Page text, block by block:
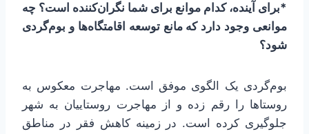
*برای آینده، کدام موانع برای شما نگران‌کننده است؟ چه
موانعی وجود دارد که مانع توسعه اقامتگاه‌ها و بوم‌گردی
شود؟
بوم‌گردی یک الگوی موفق است. مهاجرت معکوس به
روستاها را رقم زده و از مهاجرت روستاییان به شهر
جلوگیری کرده است. در زمینه کاهش فقر در مناطق